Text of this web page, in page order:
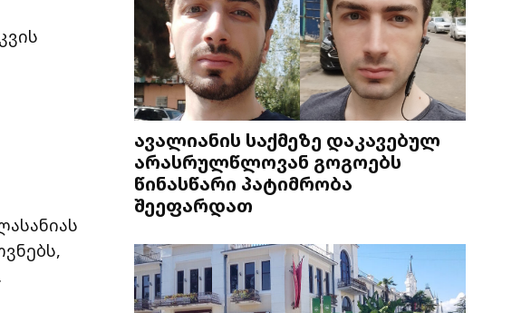
ავალიანის საქმეზე დაკავებულ
არასრულწლოვან გოგოებს
წინასწარი პატიმრობა
შეეფარდათ